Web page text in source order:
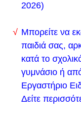
Με
Πρόγραμμα
Σας
Δικτύου,
Λυκόβρυσης
http://
http://
2026)
Μπορείτε να
παιδιά σας,
κατά το
γυμνάσιο ή
Εργαστήριο
Δείτε